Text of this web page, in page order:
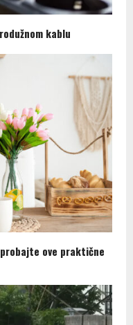
kablu
ove praktične